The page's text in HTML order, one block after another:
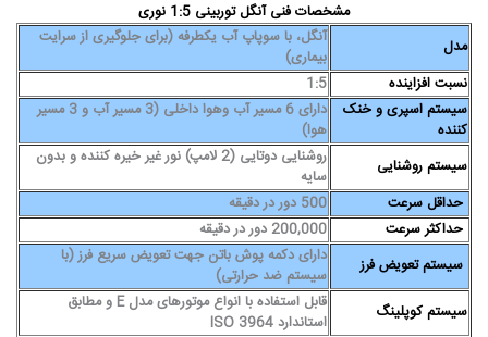
مشخصات فنی آنگل توربینی 1:5
نوری
مدل
آنگل، با سوپاپ آب یکطرفه (برای جلوگیری از سرایت
بیماری)
نسبت افزاینده
1:5
سیستم اسپری و خنک
کننده
دارای 6 مسیر آب وهوا داخلی (3 مسیر آب و 3 مسیر
هوا)
سیستم روشنایی
روشنایی دوتایی (2 لامپ) نور غیر خیره کننده و بدون
سایه
حداقل سرعت
500 دور در دقیقه
حداکثر سرعت
200,000 دور در دقیقه
سیستم تعویض فرز
دارای دکمه پوش باتن جهت تعویض سریع فرز (با
سیستم ضد حرارتی)
سیستم کوپلینگ
قابل استفاده با انواع موتورهای مدل E و مطابق
استاندارد ISO 3964